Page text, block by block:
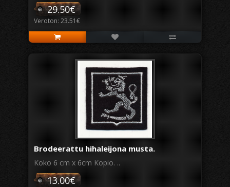
29.50€
Veroton: 23.51€
Brodeerattu hihaleijona musta.
Koko 6 cm x 6cm Kopio. ..
13.00€